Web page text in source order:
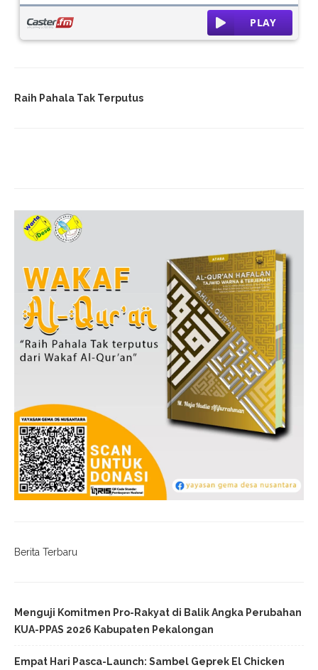
Raih Pahala Tak Terputus
Berita Terbaru
Menguji Komitmen Pro-Rakyat di Balik Angka Perubahan
KUA-PPAS 2026 Kabupaten Pekalongan
Empat Hari Pasca-Launch: Sambel Geprek El Chicken